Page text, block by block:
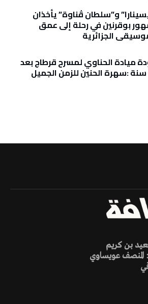
و”سلطان ڤناوة” يأخذان
بوقرنين في رحلة إلى عمق
الجزائرية
ميادة الحناوي لمسرح قرطاج بعد
بن كريم
: المنصف عويساوي